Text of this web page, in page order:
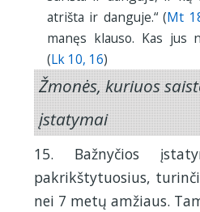
atrišta ir danguje.“ (Mt
manęs klauso. Kas jus
(Lk 10, 16)
Žmonės, kuriuos
įstatymai
15. Bažnyčios
pakrikštytuosius,
nei 7 metų amžiaus.